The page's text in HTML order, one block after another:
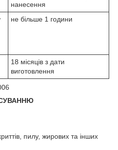
нанесення
не більше 1 години
18 місяців з дати
виготовлення
пилу, жирових та інших